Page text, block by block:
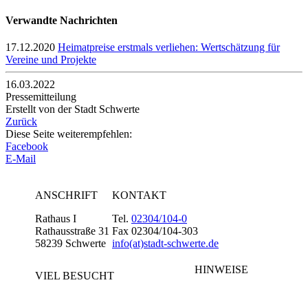
Verwandte Nachrichten
17.12.2020 Heimatpreise erstmals verliehen: Wertschätzung für
Vereine und Projekte
16.03.2022
Pressemitteilung
Erstellt von der Stadt Schwerte
Zurück
Diese Seite weiterempfehlen:
Facebook
E-Mail
ANSCHRIFT
Rathaus I
Rathausstraße 31
58239 Schwerte
KONTAKT
Tel. 02304/104-0
Fax 02304/104-303
info(at)stadt-schwerte.de
VIEL BESUCHT
HINWEISE